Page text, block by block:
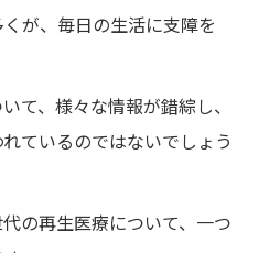
が、毎日の生活に支障を
て、様々な情報が錯綜し、
ているのではないでしょう
の再生医療について、一つ